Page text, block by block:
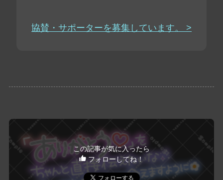
協賛・サポーターを募集しています。 >
この記事が気に入ったら
フォローしてね！